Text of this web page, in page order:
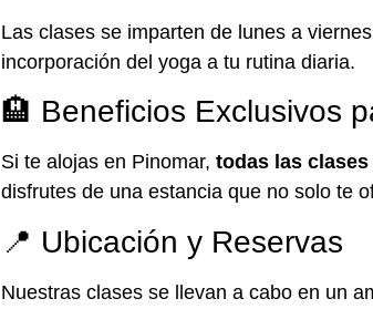
Las clases se imparten de lunes a
incorporación del yoga a tu rutina diaria.
🏨 Beneficios Exclusivos
Si te alojas en Pinomar, todas las
disfrutes de una estancia que no solo te
📍 Ubicación y Reservas
Nuestras clases se llevan a cabo en un